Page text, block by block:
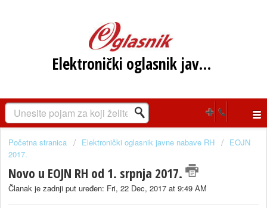
Elektronički oglasnik javne nabave RH
Početna stranica Elektronički oglasnik javne nabave RH
EOJN
2017.
Novo u EOJN RH od 1. srpnja 2017.
Članak je zadnji put uređen: Fri, 22 Dec, 2017 at 9:49 AM